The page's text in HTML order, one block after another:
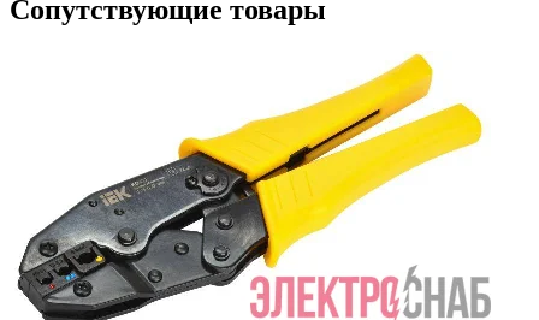
Сопутствующие товары